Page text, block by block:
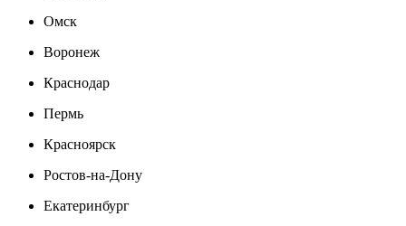
Омск
Воронеж
Краснодар
Пермь
Красноярск
Ростов-на-Дону
Екатеринбург